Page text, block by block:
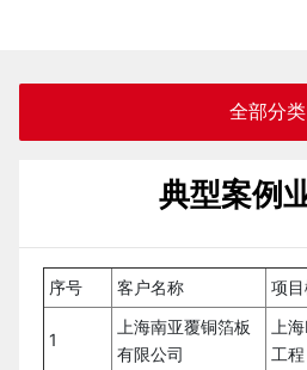
全部分类
典型案例
序号 客户名称 项
1
上海南亚覆铜箔板
有限公司
上
工程